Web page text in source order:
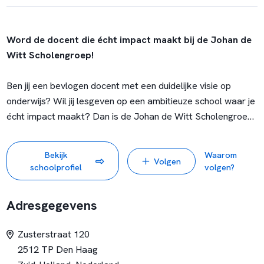
Word de docent die écht impact maakt bij de Johan de
Witt Scholengroep!
Ben jij een bevlogen docent met een duidelijke visie op
onderwijs? Wil jij lesgeven op een ambitieuze school waar je
écht impact maakt? Dan is de Johan de Witt Scholengroep
Wat mag je van ons verwachten?
Bij de Johan de Witt Scholengroep krijg je de ruimte om je
ambitieuze, dynamische werkomgeving waar jij je volledig
onderwijsondersteuners zorgt ervoor dat jij je kunt richten
op wat echt telt: lesgeven en het begeleiden van leerlingen
Bekijk
schoolprofiel
Volgen
Waarom
volgen?
Adresgegevens
Zusterstraat 120
2512 TP Den Haag